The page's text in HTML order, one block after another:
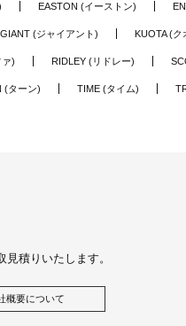
EASTON (イーストン)
GIANT (ジャイアント) KUOTA (ク
) RIDLEY (リドレー)
(ターン) TIME (タイム)
積りいたします。
概要について